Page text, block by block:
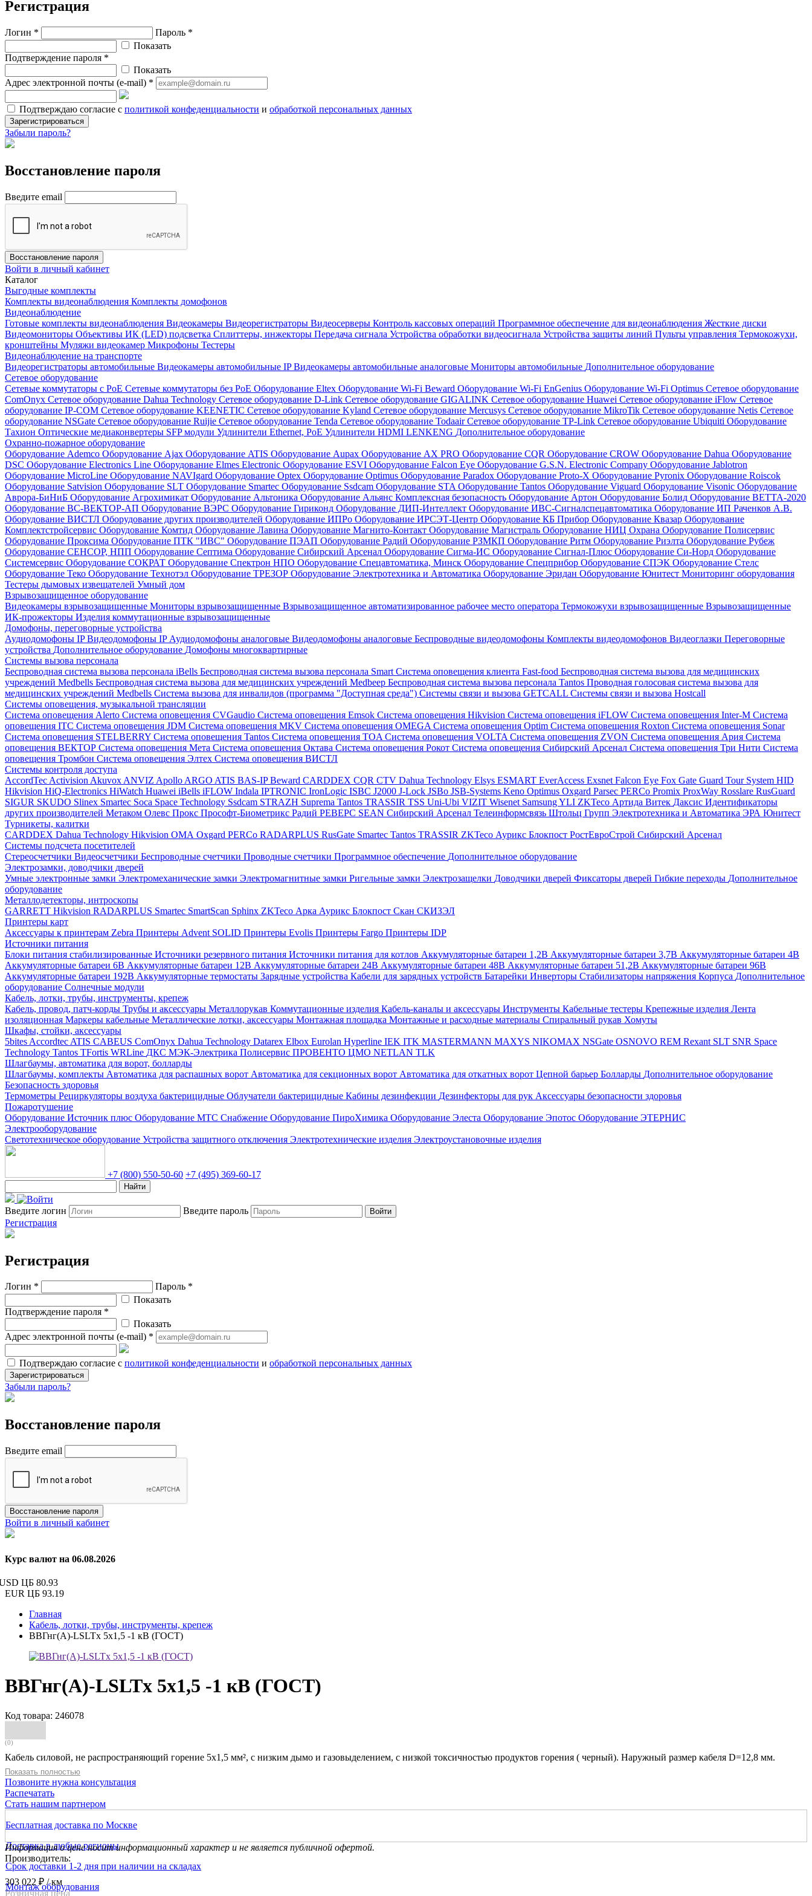
Регистрация
Логин *
Пароль *
Показать
Подтверждение пароля *
Показать
Адрес электронной почты (e-mail) *
Подтверждаю согласие с политикой конфеденциальности и обработкой персональных данных
Зарегистрироваться
Забыли пароль?
Восстановление пароля
Введите email
Восстановление пароля
Войти в личный кабинет
Каталог
Выгодные комплекты
Комплекты видеонаблюдения Комплекты домофонов
Видеонаблюдение
Готовые комплекты видеонаблюдения Видеокамеры Видеорегистраторы Видеосерверы Контроль кассовых операций Программное обеспечение для видеонаблюдения Жесткие диски
Видеомониторы Объективы ИК (LED) подсветка Сплиттеры, инжекторы Передача сигнала Устройства обработки видеосигнала Устройства защиты линий Пульты управления Термокожухи,
кронштейны Муляжи видеокамер Микрофоны Тестеры
Видеонаблюдение на транспорте
Видеорегистраторы автомобильные Видеокамеры автомобильные IPВидеокамеры автомобильные аналоговые Мониторы автомобильные Дополнительное оборудование
Сетевое оборудование
Сетевые коммутаторы с РоЕ Сетевые коммутаторы без РоЕ Оборудование Eltex Оборудование Wi-Fi Beward Оборудование Wi-Fi EnGenius Оборудование Wi-Fi Optimus Сетевое оборудование
ComOnyx Сетевое оборудование Dahua Technology Сетевое оборудование D-Link Сетевое оборудование GIGALINK Сетевое оборудование Huawei Сетевое оборудование iFlow Сетевое
оборудование IP-COM Сетевое оборудование KEENETIC Сетевое оборудование Kyland Сетевое оборудование Mercusys Сетевое оборудование MikroTik Сетевое оборудование Netis Сетевое
оборудование NSGate Сетевое оборудование Ruijie Сетевое оборудование Tenda Сетевое оборудование TodaairСетевое оборудование TP-Link Сетевое оборудование Ubiquiti Оборудование
Тахион Оптические медиаконвертеры SFP модули Удлинители Ethernet, PoE Удлинители HDMI LENKENG Дополнительное оборудование
Охранно-пожарное оборудование
Оборудование Ademco Оборудование Ajax Оборудование ATIS Оборудование Aupax Оборудование AX PRO Оборудование CQR Оборудование CROW Оборудование Dahua Оборудование
DSC Оборудование Electronics Line Оборудование Elmes Electronic Оборудование ESVI Оборудование Falcon Eye Оборудование G.S.N. Electronic Company Оборудование Jablotron
Оборудование MicroLine Оборудование NAVIgard Оборудование Optex Оборудование Optimus Оборудование Paradox Оборудование Proto-X Оборудование Pyronix Оборудование Roiscok
Оборудование Satvision Оборудование SLT Оборудование Smartec Оборудование Ssdcam Оборудование STA Оборудование Tantos Оборудование Viguard Оборудование Visonic Оборудование
Аврора-БиНиБ Оборудование Агрохимикат Оборудование Альтоника Оборудование Альянс Комплексная безопасность Оборудование Артон Оборудование Болид Оборудование ВЕТТА-2020
Оборудование ВС-ВЕКТОР-АП Оборудование ВЭРС Оборудование Гириконд Оборудование ДИП-Интеллект Оборудование ИВС-Сигналспецавтоматика Оборудование ИП Раченков А.В.
Оборудование ВИСТЛ Оборудование других производителей Оборудование ИПРо Оборудование ИРСЭТ-Центр Оборудование КБ Прибор Оборудование Квазар Оборудование
Комплектстройсервис Оборудование Комтид Оборудование Лавина Оборудование Магнито-Контакт Оборудование Магистраль Оборудование НИЦ Охрана Оборудование Полисервис
Оборудование Проксима Оборудование ПТК "ИВС" Оборудование ПЭАП Оборудование Радий Оборудование РЗМКП Оборудование Ритм Оборудование Риэлта Оборудование Рубеж
Оборудование СЕНСОР, НПП Оборудование Септима Оборудование Сибирский Арсенал Оборудование Сигма-ИС Оборудование Сигнал-Плюс Оборудование Си-Норд Оборудование
Системсервис Оборудование СОКРАТ Оборудование Спектрон НПО Оборудование Спецавтоматика, Минск Оборудование Спецприбор Оборудование СПЭК Оборудование Стелс
Оборудование Теко Оборудование Технотэл Оборудование ТРЕЗОР Оборудование Электротехника и Автоматика Оборудование Эридан Оборудование Юнитест Мониторинг оборудования
Тестеры дымовых извещателей Умный дом
Взрывозащищенное оборудование
Видеокамеры взрывозащищенные Мониторы взрывозащищенные Взрывозащищенное автоматизированное рабочее место оператора Термокожухи взрывозащищенные Взрывозащищенные
ИК-прожекторы Изделия коммутационные взрывозащищенные
Домофоны, переговорные устройства
Аудиодомофоны IPВидеодомофоны IP Аудиодомофоны аналоговые Видеодомофоны аналоговые Беспроводные видеодомофоны Комплекты видеодомофонов Видеоглазки Переговорные
устройства Дополнительное оборудование Домофоны многоквартирные
Системы вызова персонала
Беспроводная система вызова персонала iBells Беспроводная система вызова персонала Smart Система оповещения клиента Fast-food Беспроводная система вызова для медицинских
учреждений Medbells Беспроводная система вызова для медицинских учреждений Medbeep Беспроводная система вызова персонала Tantos Проводная голосовая система вызова для
медицинских учреждений Medbells Система вызова для инвалидов (программа "Доступная среда") Системы связи и вызова GETCALL Системы связи и вызова Hostcall
Системы оповещения, музыкальной трансляции
Система оповещения Alerto Система оповещения CVGaudio Система оповещения Emsok Система оповещения Hikvision Система оповещения iFLOW Система оповещения Inter-M Система
оповещения ITC Система оповещения JDM Система оповещения MKV Система оповещения OMEGA Система оповещения Optim Система оповещения Roxton Система оповещения Sonar
Система оповещения STELBERRY Система оповещения Tantos Система оповещения TOA Система оповещения VOLTA Система оповещения ZVON Система оповещения Ария Система
оповещения ВЕКТОР Система оповещения Мета Система оповещения Октава Система оповещения Рокот Система оповещения Сибирский Арсенал Система оповещения Три Нити Система
оповещения Тромбон Система оповещения Элтех Система оповещения ВИСТЛ
Системы контроля доступа
AccordTec Activision Akuvox ANVIZ Apollo ARGO ATIS BAS-IPBeward CARDDEX CQR CTV Dahua Technology Elsys ESMART EverAccess Exsnet Falcon Eye Fox Gate Guard Tour System HID
Hikvision HiQ-Electronics HiWatch Huawei iBells iFLOW Indala IPTRONIC IronLogic ISBC J2000 J-Lock JSBo JSB-Systems Keno Optimus Oxgard Parsec PERCo Promix ProxWay Rosslare RusGuard
SIGUR SKUDO Slinex Smartec Soca Space Technology Ssdcam STRAZH Suprema Tantos TRASSIR TSS Uni-Ubi VIZIT Wisenet SamsungYLI ZKTeco Артида Витек Даксис Идентификаторы
других производителей Метаком Олевс Прокс Прософт-Биометрикс Радий РЕВЕРС SEAN Сибирский Арсенал Телеинформсвязь Штольц Групп Электротехника и Автоматика ЭРА Юнитест
Турникеты, калитки
CARDDEX Dahua Technology Hikvision ОМА Oxgard PERCo RADARPLUS RusGate Smartec Tantos TRASSIR ZKTeco Аурикс Блокпост РостЕвроСтрой Сибирский Арсенал
Системы подсчета посетителей
Стереосчетчики Видеосчетчики Беспроводные счетчики Проводные счетчики Программное обеспечение Дополнительное оборудование
Электрозамки, доводчики дверей
Умные электронные замки Электромеханические замки Электромагнитные замки Ригельные замки Электрозащелки Доводчики дверей Фиксаторы дверей Гибкие переходы Дополнительное
оборудование
Металлодетекторы, интроскопы
GARRETT Hikvision RADARPLUS Smartec SmartScan Sphinx ZKTeco Арка Аурикс Блокпост Скан СКИЗЭЛ
Принтеры карт
Аксессуары к принтерам Zebra Принтеры Advent SOLID Принтеры Evolis Принтеры Fargo Принтеры IDP
Источники питания
Блоки питания стабилизированные Источники резервного питания Источники питания для котлов Аккумуляторные батареи 1,2В Аккумуляторные батареи 3,7В Аккумуляторные батареи 4В
Аккумуляторные батареи 6В Аккумуляторные батареи 12В Аккумуляторные батареи 24В Аккумуляторные батареи 48В Аккумуляторные батареи 51,2В Аккумуляторные батареи 96В
Аккумуляторные батареи 192В Аккумуляторные термостаты Зарядные устройства Кабели для зарядных устройств Батарейки Инверторы Стабилизаторы напряжения Корпуса Дополнительное
оборудование Солнечные модули
Кабель, лотки, трубы, инструменты, крепеж
Кабель, провод, патч-корды Трубы и аксессуары Металлорукав Коммутационные изделия Кабель-каналы и аксессуары Инструменты Кабельные тестеры Крепежные изделия Лента
изоляционная Маркеры кабельные Металлические лотки, аксессуары Монтажная площадка Монтажные и расходные материалы Спиральный рукав Хомуты
Шкафы, стойки, аксессуары
5bites Accordtec ATIS CABEUS ComOnyx Dahua Technology Datarex Elbox Eurolan Hyperline IEK ITK MASTERMANN MAXYS NIKOMAX NSGate OSNOVO REM Rexant SLT SNR Space
Technology Tantos TFortis WRLine ДКС МЭК-Электрика Полисервис ПРОВЕНТО ЦМО NETLAN TLK
Шлагбаумы, автоматика для ворот, болларды
Шлагбаумы, комплекты Автоматика для распашных ворот Автоматика для секционных ворот Автоматика для откатных ворот Цепной барьер Болларды Дополнительное оборудование
Безопасность здоровья
Термометры Рециркуляторы воздуха бактерицидные Облучатели бактерицидные Кабины дезинфекции Дезинфекторы для рук Аксессуары безопасности здоровья
Пожаротушение
Оборудование Источник плюс Оборудование МТС Снабжение Оборудование ПироХимика Оборудование Элеста Оборудование Эпотос Оборудование ЭТЕРНИС
Электрооборудование
Светотехническое оборудование Устройства защитного отключения Электротехнические изделия Электроустановочные изделия
+7 (800) 550-50-60 +7 (495) 369-60-17
Найти
Введите логин Введите пароль Войти
Регистрация
Регистрация
Логин *
Пароль *
Показать
Подтверждение пароля *
Показать
Адрес электронной почты (e-mail) *
Подтверждаю согласие с политикой конфеденциальности и обработкой персональных данных
Зарегистрироваться
Забыли пароль?
Восстановление пароля
Введите email
Восстановление пароля
Войти в личный кабинет
Курс валют на 06.08.2026
ЦБ 80.93
EUR ЦБ 93.19
Главная
Кабель, лотки, трубы, инструменты, крепеж
ВВГнг(А)-LSLTx 5х1,5 -1 кВ (ГОСТ)
ВВГнг(А)-LSLTx 5х1,5 -1 кВ (ГОСТ)
Код товара: 246078
(0)
Кабель силовой, не распространяющий горение 5х1,5 мм², с низким дымо и газовыделением, с низкой токсичностью продуктов горения ( черный). Наружный размер кабеля D=12,8 мм.
Показать полностью
Позвоните нужна консультация
Распечатать
Стать нашим партнером
Бесплатная доставка по Москве
Доставка в любые регионы
Срок доставки 1-2 дня при наличии на складах
Монтаж оборудования
Информация о цене носит информационный характер и не является публичной офертой.
Производитель:
303 022 ₽ / км
Розничная цена